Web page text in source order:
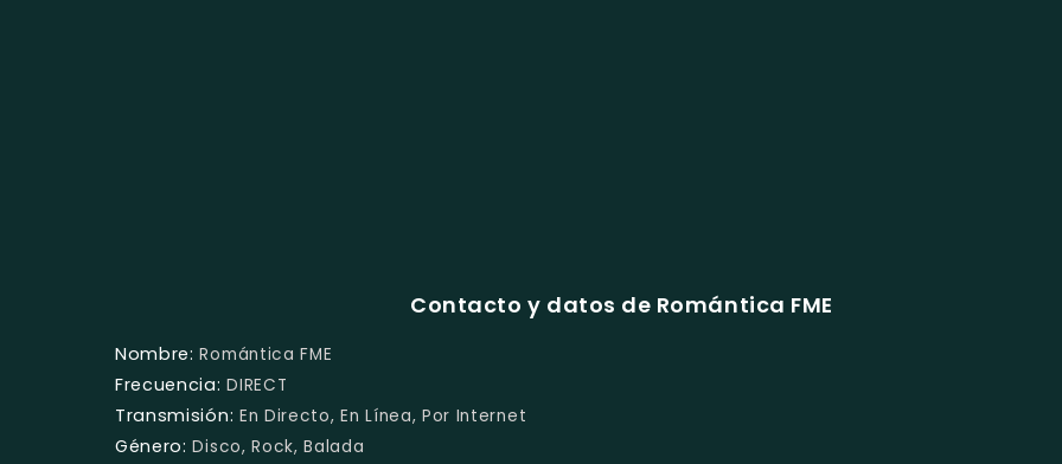
Contacto y datos de Romántica FME
Nombre: Romántica FME
Frecuencia: DIRECT
Transmisión: En Directo, En Línea, Por Internet
Género: Disco, Rock, Balada